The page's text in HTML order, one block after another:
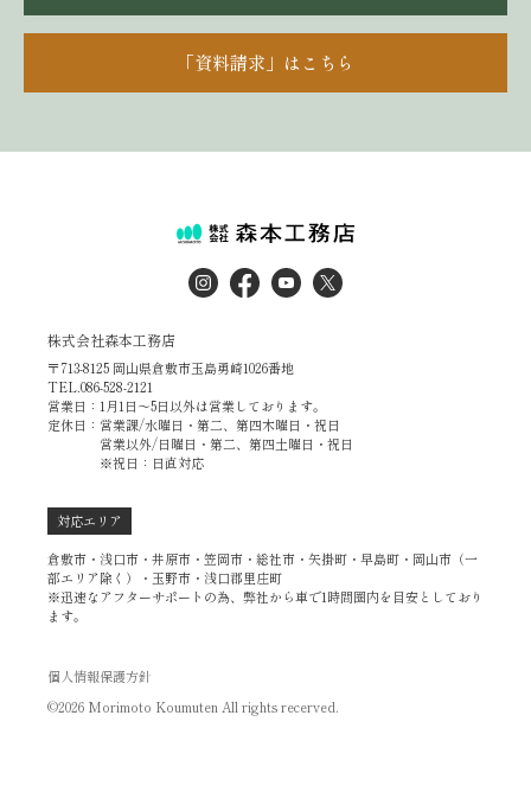
「資料請求」はこちら
株式会社森本工務店
〒713-8125 岡山県倉敷市玉島勇崎1026番地
TEL.086-528-2121
営業日：1月1日～5日以外は営業しております。
定休日：営業課/水曜日・第二、第四木曜日・祝日
営業以外/日曜日・第二、第四土曜日・祝日
※祝日：日直対応
対応エリア
倉敷市・浅口市・井原市・笠岡市・総社市・矢掛町・早島町・岡山市（一
部エリア除く）・玉野市・浅口郡里庄町
※迅速なアフターサポートの為、弊社から車で1時間圏内を目安としており
ます。
個人情報保護方針
©2026 Morimoto Koumuten All rights recerved.